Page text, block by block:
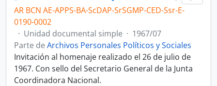
AR BCN AE-APPS-BA-ScDAP-SrSGMP-CED-Ssr-E-
0190-0002
· Unidad documental simple · 1967/07
Parte de Archivos Personales Políticos y Sociales
Invitación al homenaje realizado el 26 de julio de
1967. Con sello del Secretario General de la Junta
Coordinadora Nacional.